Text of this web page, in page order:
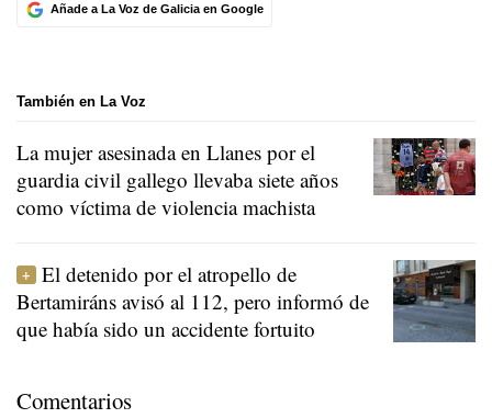
Añade a La Voz de Galicia en Google
También en La Voz
La mujer asesinada en Llanes por el
guardia civil gallego llevaba siete años
como víctima de violencia machista
El detenido por el atropello de
Bertamiráns avisó al 112, pero informó de
que había sido un accidente fortuito
Comentarios